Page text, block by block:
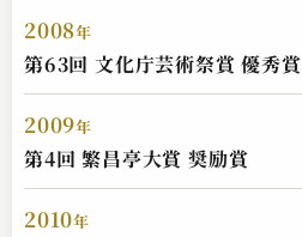
2008年
第63回 文化庁芸術祭賞 優秀賞
2009年
第4回 繁昌亭大賞 奨励賞
2010年